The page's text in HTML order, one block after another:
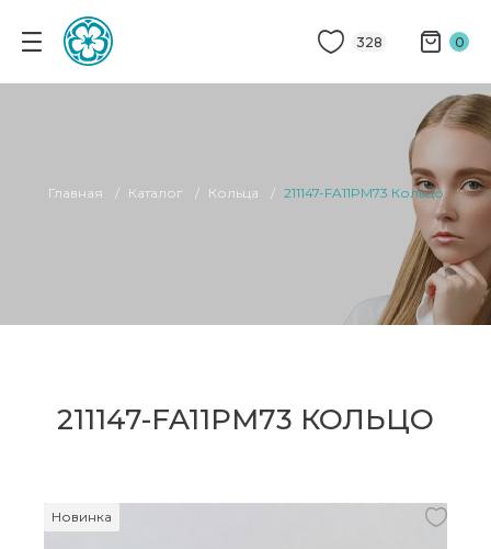
328 0
Главная Каталог Кольца 211147-FA11PM73 Кольцо
211147-FA11PM73 КОЛЬЦО
Новинка